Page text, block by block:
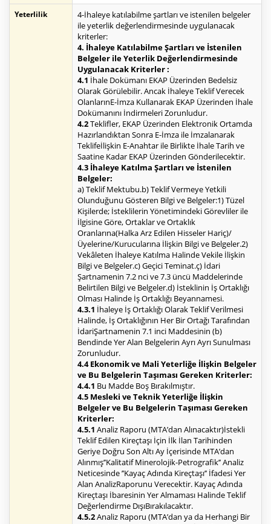
Yeterlilik
4-İhaleye katılabilme şartları ve istenilen belgeler
ile yeterlik değerlendirmesinde uygulanacak
kriterler:
4. İhaleye Katılabilme Şartları ve İstenilen
Belgeler ile Yeterlik Değerlendirmesinde
Uygulanacak Kriterler :
4.1 İhale Dokümanı EKAP Üzerinden Bedelsiz
Olarak Görülebilir. Ancak İhaleye Teklif Verecek
OlanlarınE-İmza Kullanarak EKAP Üzerinden İhale
Dokümanını İndirmeleri Zorunludur.
4.2Teklifler, EKAP Üzerinden Elektronik Ortamda
Hazırlandıktan Sonra E-İmza ile İmzalanarak
Teklifeİlişkin E-Anahtar ile Birlikte İhale Tarih ve
Saatine Kadar EKAP Üzerinden Gönderilecektir.
4.3 İhaleye Katılma Şartları ve İstenilen
Belgeler:
a) Teklif Mektubu.b) Teklif Vermeye Yetkili
Olunduğunu Gösteren Bilgi ve Belgeler:1) Tüzel
Kişilerde; İsteklilerin Yönetimindeki Görevliler ile
İlgisine Göre, Ortaklar ve Ortaklık
Oranlarına(Halka Arz Edilen Hisseler Hariç)/
Üyelerine/Kurucularına İlişkin Bilgi ve Belgeler.2)
Vekâleten İhaleye Katılma Halinde Vekile İlişkin
Bilgi ve Belgeler.c) Geçici Teminat.ç) İdari
Şartnamenin 7.2 nci ve 7.3 üncü Maddelerinde
Belirtilen Bilgi ve Belgeler.d) İsteklinin İş Ortaklığı
Olması Halinde İş Ortaklığı Beyannamesi.
4.3.1 İhaleye İş Ortaklığı Olarak Teklif Verilmesi
Halinde, İş Ortaklığının Her Bir Ortağı Tarafından
İdariŞartnamenin 7.1 inci Maddesinin (b)
Bendinde Yer Alan Belgelerin Ayrı Ayrı Sunulması
Zorunludur.
4.4 Ekonomik ve Mali Yeterliğe İlişkin Belgeler
ve Bu Belgelerin Taşıması Gereken Kriterler:
4.4.1 Bu Madde Boş Bırakılmıştır.
4.5 Mesleki ve Teknik Yeterliğe İlişkin
Belgeler ve Bu Belgelerin Taşıması Gereken
Kriterler:
4.5.1 Analiz Raporu (MTA’dan Alınacaktır)İstekli
Teklif Edilen Kireçtaşı İçin İlk İlan Tarihinden
Geriye Doğru Son Altı Ay İçerisinde MTA’dan
Alınmış’’Kalitatif Minerolojik-Petrografik’’ Analiz
Neticesinde ’’Kayaç Adında Kireçtaşı’’ İfadesi Yer
Alan AnalizRaporunu Verecektir. Kayaç Adında
Kireçtaşı İbaresinin Yer Almaması Halinde Teklif
Değerlendirme DışıBırakılacaktır.
4.5.2Analiz Raporu (MTA’dan ya da Herhangi Bir